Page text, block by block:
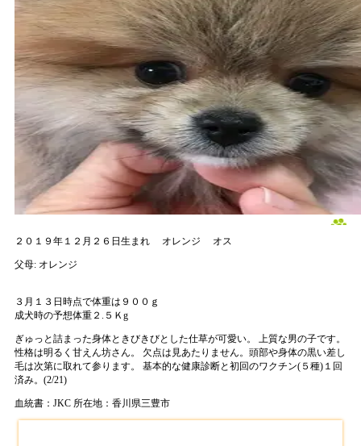
２０１９年１２月２６日生まれ オレンジ オス
父母: オレンジ
３月１３日時点で体重は９００ｇ
成犬時の予想体重２.５Ｋg
ぎゅっと詰まった身体ときびきびとした仕草が可愛い。 上質な男の子です。
性格は明るく甘えん坊さん。 欠点は見あたりません。頭部や身体の黒い差し
毛は次第に取れて参ります。 基本的な健康診断と初回のワクチン(５種)１回
済み。(2/21)
血統書：JKC 所在地：香川県三豊市